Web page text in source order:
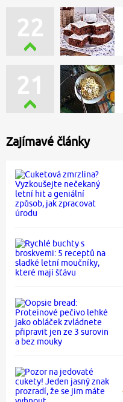
22
21
Zajímavé články